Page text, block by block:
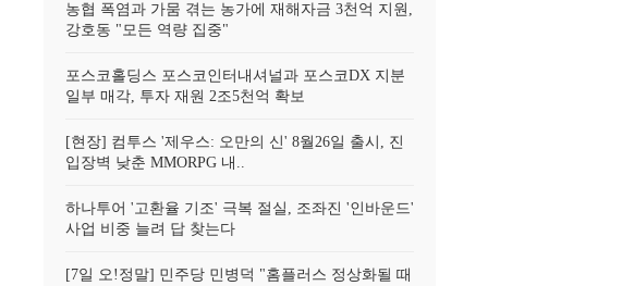
농협 폭염과 가뭄 겪는 농가에 재해자금 3천억 지원,
강호동 "모든 역량 집중"
포스코홀딩스 포스코인터내셔널과 포스코DX 지분
일부 매각, 투자 재원 2조5천억 확보
[현장] 컴투스 '제우스: 오만의 신' 8월26일 출시, 진
입장벽 낮춘 MMORPG 내..
하나투어 '고환율 기조' 극복 절실, 조좌진 '인바운드'
사업 비중 늘려 답 찾는다
[7일 오!정말] 민주당 민병덕 "홈플러스 정상화될 때